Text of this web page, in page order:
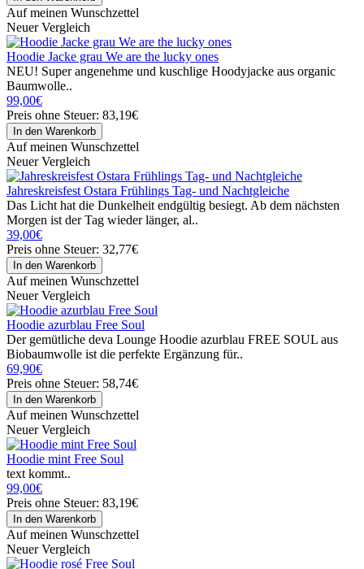
Auf meinen Wunschzettel
Neuer Vergleich
Hoodie Jacke grau We are the lucky ones
NEU! Super angenehme und kuschlige Hoodyjacke aus organic
Baumwolle..
99,00€
Preis ohne Steuer: 83,19€
Auf meinen Wunschzettel
Neuer Vergleich
Jahreskreisfest Ostara Frühlings Tag- und Nachtgleiche
Das Licht hat die Dunkelheit endgültig besiegt. Ab dem nächsten
Morgen ist der Tag wieder länger, al..
39,00€
Preis ohne Steuer: 32,77€
Auf meinen Wunschzettel
Neuer Vergleich
Hoodie azurblau Free Soul
Der gemütliche deva Lounge Hoodie azurblau FREE SOUL aus
Biobaumwolle ist die perfekte Ergänzung für..
69,90€
Preis ohne Steuer: 58,74€
Auf meinen Wunschzettel
Neuer Vergleich
Hoodie mint Free Soul
text kommt..
99,00€
Preis ohne Steuer: 83,19€
Auf meinen Wunschzettel
Neuer Vergleich